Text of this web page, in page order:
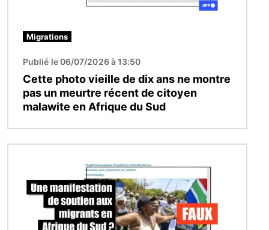
Migrations
Publié le 06/07/2026 à 13:50
Cette photo vieille de dix ans ne montre
pas un meurtre récent de citoyen
malawite en Afrique du Sud